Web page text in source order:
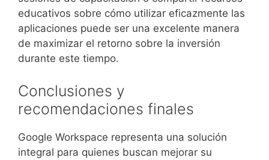
educativos sobre cómo utilizar eficazmente las
aplicaciones puede ser una excelente manera
de maximizar el retorno sobre la inversión
durante este tiempo.
Conclusiones y
recomendaciones finales
Google Workspace representa una solución
integral para quienes buscan mejorar su